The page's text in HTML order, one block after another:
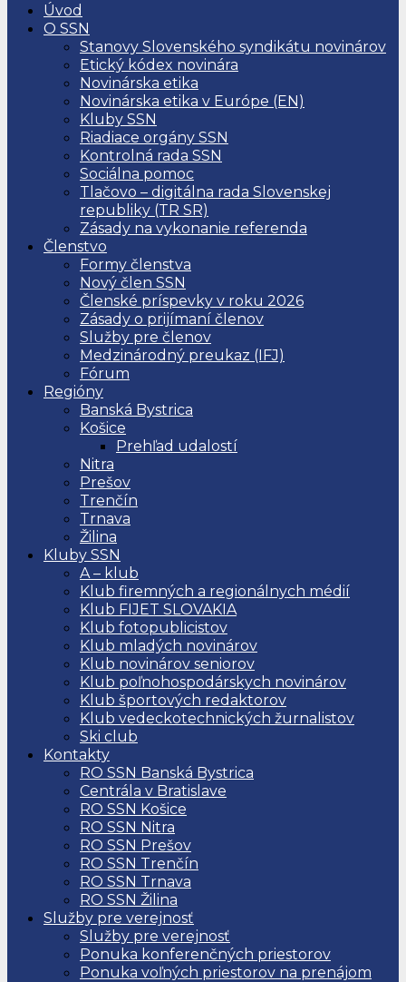
Úvod
O SSN
Stanovy Slovenského syndikátu novinárov
Etický kódex novinára
Novinárska etika
Novinárska etika v Európe (EN)
Kluby SSN
Riadiace orgány SSN
Kontrolná rada SSN
Sociálna pomoc
Tlačovo – digitálna rada Slovenskej
republiky (TR SR)
Zásady na vykonanie referenda
Členstvo
Formy členstva
Nový člen SSN
Členské príspevky v roku 2026
Zásady o prijímaní členov
Služby pre členov
Medzinárodný preukaz (IFJ)
Fórum
Regióny
Banská Bystrica
Košice
Prehľad udalostí
Nitra
Prešov
Trenčín
Trnava
Žilina
Kluby SSN
A – klub
Klub firemných a regionálnych médií
Klub FIJET SLOVAKIA
Klub fotopublicistov
Klub mladých novinárov
Klub novinárov seniorov
Klub poľnohospodárskych novinárov
Klub športových redaktorov
Klub vedeckotechnických žurnalistov
Ski club
Kontakty
RO SSN Banská Bystrica
Centrála v Bratislave
RO SSN Košice
RO SSN Nitra
RO SSN Prešov
RO SSN Trenčín
RO SSN Trnava
RO SSN Žilina
Služby pre verejnosť
Služby pre verejnosť
Ponuka konferenčných priestorov
Ponuka voľných priestorov na prenájom